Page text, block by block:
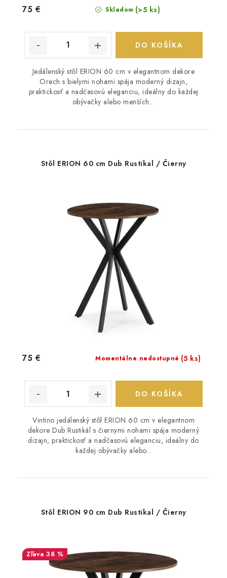
Skladom (>5 ks)
75 €
DO KOŠÍKA
Jedálenský stôl ERION 60 cm v elegantnom dekore
Orech s bielymi nohami spája moderný dizajn,
praktickosť a nadčasovú eleganciu, ideálny do každej
obývačky alebo menších...
Stôl ERION 60 cm Dub Rustikal / Čierny
Momentálne nedostupné (5 ks)
75 €
DO KOŠÍKA
Vintino jedálenský stôl ERION 60 cm v elegantnom
dekore Dub Rustikál s čiernymi nohami spája moderný
dizajn, praktickosť a nadčasovú eleganciu, ideálny do
každej obývačky alebo...
Stôl ERION 90 cm Dub Rustikal / Čierny
38 %